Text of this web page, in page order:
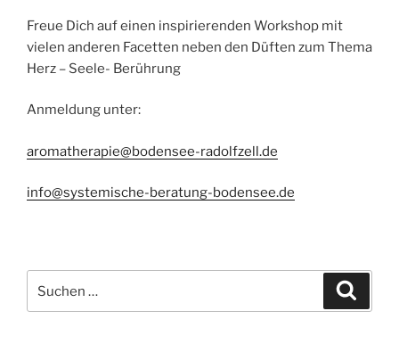
Freue Dich auf einen inspirierenden Workshop mit
vielen anderen Facetten neben den Düften zum Thema
Herz – Seele- Berührung
Anmeldung unter:
aromatherapie@bodensee-radolfzell.de
info@systemische-beratung-bodensee.de
nach: